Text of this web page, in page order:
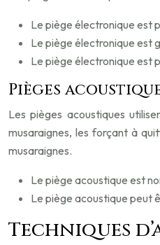
Le piège électronique est
Le piège électronique est
Le piège électronique est
Pièges
Les pièges acoustiques
musaraignes, les forçant à
musaraignes.
Le piège acoustique est
Le piège acoustique peut
Techniques